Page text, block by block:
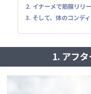
2. イナーメで筋膜リリ
3. そして、体のコンデ
1. アフ